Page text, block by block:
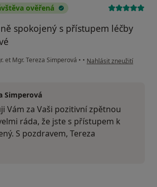
ověřená
spokojený s přístupem léčby
et Mgr. Tereza Simperová • • podle názoru uživatele
Nahlásit zneužití
Simperová
Vám za Vaši pozitivní zpětnou
ráda, že jste s přístupem k
S pozdravem, Tereza